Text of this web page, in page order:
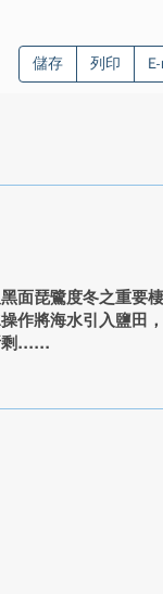
儲存 列印
面琵鷺度冬之重要
作將海水引入鹽田
...